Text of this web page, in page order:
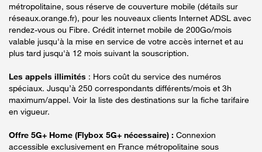
métropolitaine, sous réserve de couverture mobile (détails sur
réseaux.orange.fr), pour les nouveaux clients Internet ADSL avec
rendez-vous ou Fibre. Crédit internet mobile de 200Go/mois
valable jusqu'à la mise en service de votre accès internet et au
plus tard jusqu'à 12 mois suivant la souscription.
Les appels illimités : Hors coût du service des numéros
spéciaux. Jusqu’à 250 correspondants différents/mois et 3h
maximum/appel. Voir la liste des destinations sur la fiche tarifaire
en vigueur.
Offre 5G+ Home (Flybox 5G+ nécessaire) : Connexion
accessible exclusivement en France métropolitaine sous